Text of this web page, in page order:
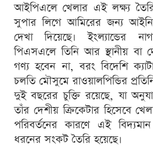
আইপিএলে খেলার এই লক্ষ্য
সুপার লিগে আমিরের জন্য
দেখা দিয়েছে। ইংল্যান্ডের
পিএসএলে তিনি আর স্থানীয় বা
গণ্য হবেন না, বরং বিদেশি
চলতি মৌসুমে রাওয়ালপিন্ডির
দুই বছরের চুক্তি রয়েছে, যা
তাঁর দেশীয় ক্রিকেটার হিসেবে
পরিবর্তনের কারণে এই
ধরনের সংকট তৈরি হয়েছে।